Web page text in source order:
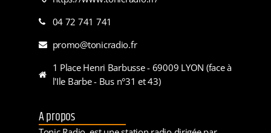
04 72 741 741
promo@tonicradio.fr
1 Place Henri Barbusse - 69009 LYON (face à
l'Ile Barbe - Bus n°31 et 43)
A propos